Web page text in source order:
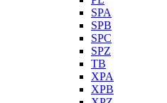
SPA
SPB
SPC
SPZ
TB
XPA
XPB